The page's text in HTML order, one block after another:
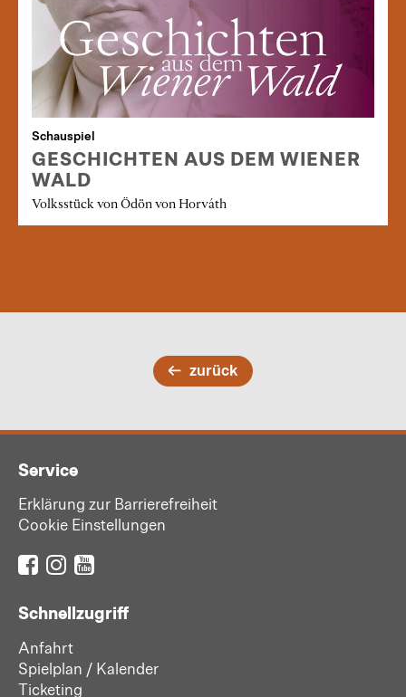
Schauspiel
GESCHICHTEN AUS DEM WIENER
WALD
Volksstück von Ödön von Horváth
zurück
Service
Erklärung zur Barrierefreiheit
Cookie Einstellungen
Schnellzugriff
Anfahrt
Spielplan / Kalender
Ticketing